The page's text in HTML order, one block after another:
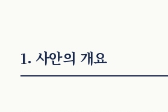
1. 사안의 개요